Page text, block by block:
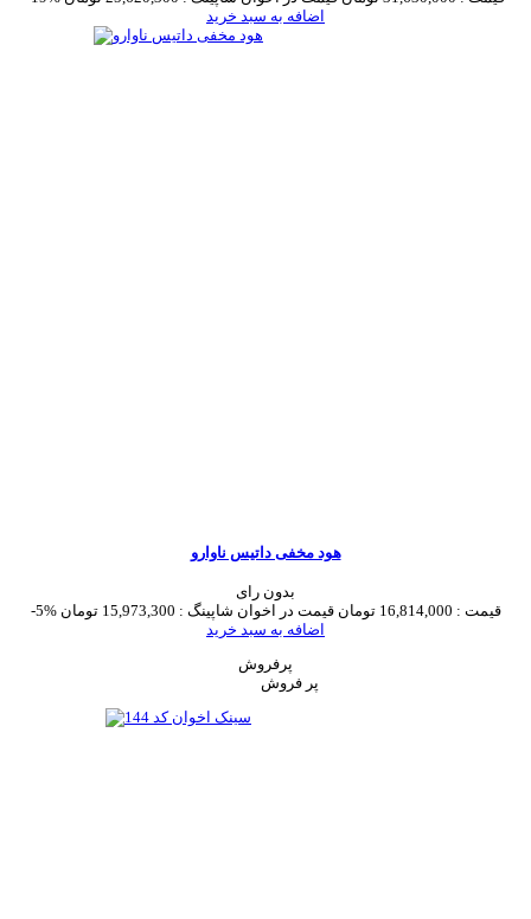
اضافه به سبد خرید
هود مخفی داتیس ناوارو
بدون رای
-5%
قیمت : 16,814,000 تومان قیمت در اخوان شاپینگ : 15,973,300 تومان
اضافه به سبد خرید
پرفروش